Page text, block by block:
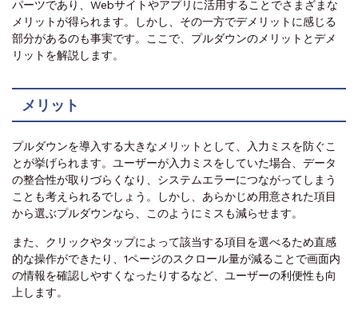
パーツであり、Webサイトやアプリに活用することでさまざまな
メリットが得られます。しかし、その一方でデメリットに感じる
部分があるのも事実です。ここで、プルダウンのメリットとデメ
リットを解説します。
メリット
プルダウンを導入する大きなメリットとして、入力ミスを防ぐこ
とが挙げられます。ユーザーが入力ミスをしていた場合、データ
の整合性が取りづらくなり、システムエラーにつながってしまう
ことも考えられるでしょう。しかし、あらかじめ用意された項目
から選ぶプルダウンなら、このようにミスも減らせます。
また、クリックやタップによって該当する項目を選べるため直感
的な操作ができたり、1ページのスクロール量が減ることで画面内
の情報を確認しやすくなったりするなど、ユーザーの利便性も向
上します。